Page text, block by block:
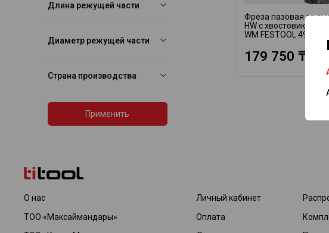
Фреза пазовая со
HW с хвостовиком
WM FESTOOL 491110
179 750 ₸
Длина режущей части
Диаметр режущей части
Страна производства
Применить
О нас
ТОО «Максаймандары»
Личный кабинет
Оплата